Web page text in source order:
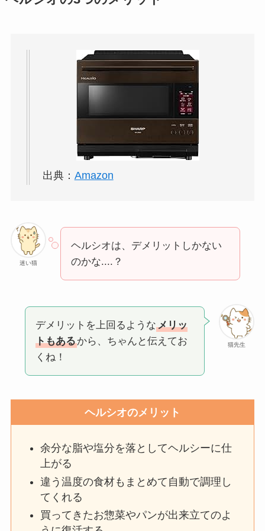
出典： Amazon
迷い猫
ヘルシオは、デメリットしかない
のかな....？
猫先生
デメリットを上回るようなメリッ
トもあるから、ちゃんと伝えてお
くね！
ヘルシオのメリット
余分な脂や塩分を落としてヘルシーに仕
上がる
違う温度の食材もまとめて自動で調理し
てくれる
買ってきたお惣菜やパンが出来立てのよ